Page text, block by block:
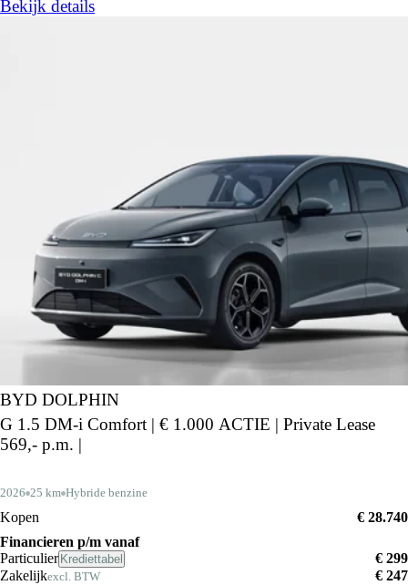
Bekijk details
BYD DOLPHIN
G 1.5 DM-i Comfort | € 1.000 ACTIE | Private Lease
569,- p.m. |
2026 25 km Hybride benzine
Kopen
€ 28.740
Financieren p/m vanaf
Particulier Krediettabel
€ 299
Zakelijkexcl. BTW
€ 247